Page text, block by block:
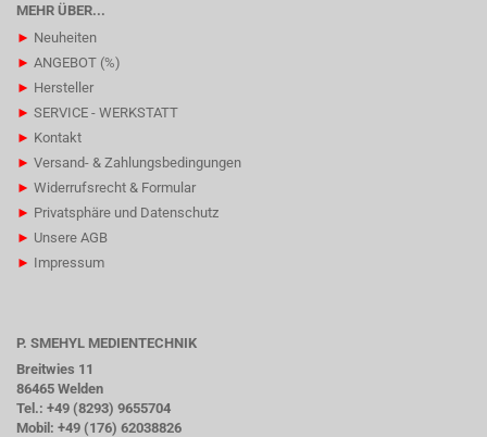
MEHR ÜBER...
► Neuheiten
► ANGEBOT (%)
► Hersteller
► SERVICE - WERKSTATT
► Kontakt
► Versand- & Zahlungsbedingungen
► Widerrufsrecht & Formular
► Privatsphäre und Datenschutz
► Unsere AGB
► Impressum
P. SMEHYL MEDIENTECHNIK
Breitwies 11
86465 Welden
Tel.: +49 (8293) 9655704
Mobil: +49 (176) 62038826